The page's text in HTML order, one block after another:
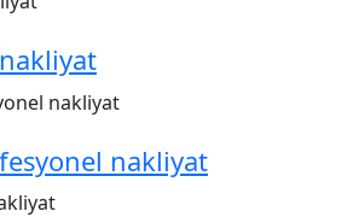
nakliyat